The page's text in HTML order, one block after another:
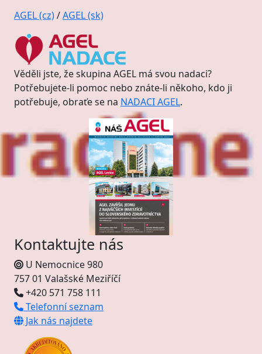
AGEL (cz)/AGEL (sk)
Věděli jste, že skupina AGEL má svou nadaci?
Potřebujete-li pomoc nebo znáte-li někoho, kdo ji
potřebuje, obraťe se na NADACI AGEL.
Kontaktujte nás
U Nemocnice 980
757 01 Valašské Meziříčí
+420 571 758 111
Telefonní seznam
Jak nás najdete